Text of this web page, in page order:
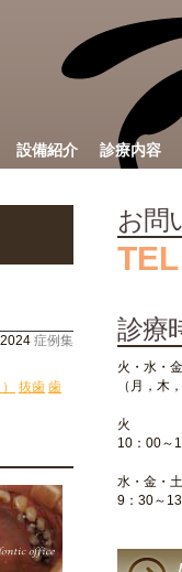
設備紹介 診療内容
症例集
抜歯 歯
お問
診療
火・水・
（月，木
火
10：00～
水・金・
9：30～